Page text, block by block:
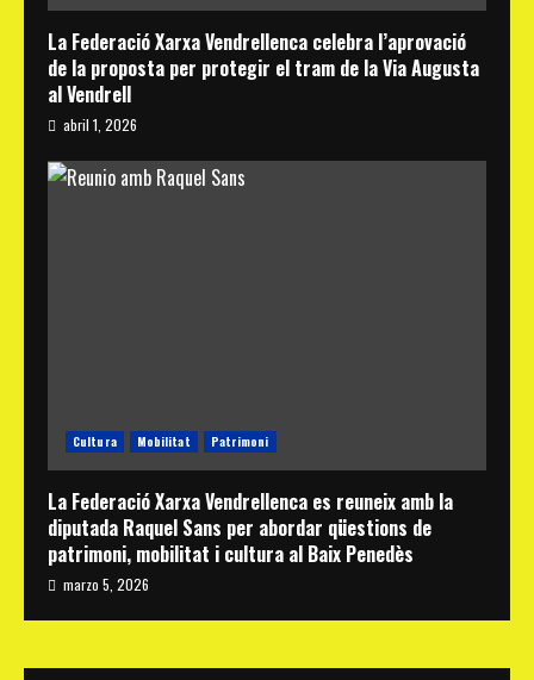
La Federació Xarxa Vendrellenca celebra l’aprovació
de la proposta per protegir el tram de la Via Augusta
al Vendrell
abril 1, 2026
Cultura Mobilitat Patrimoni
La Federació Xarxa Vendrellenca es reuneix amb la
diputada Raquel Sans per abordar qüestions de
patrimoni, mobilitat i cultura al Baix Penedès
marzo 5, 2026